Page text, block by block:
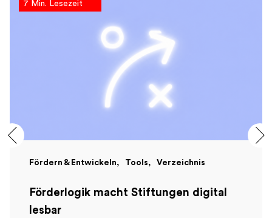
7 Min. Lesezeit
Fördern & Entwickeln Tools Verzeichnis
Förderlogik macht Stiftungen digital
lesbar